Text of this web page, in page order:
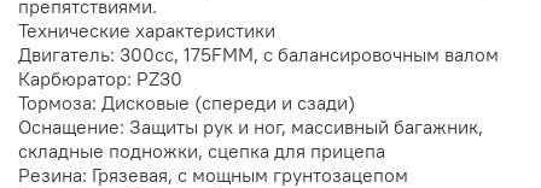
препятствиями.
Технические характеристики
Двигатель: 300сс, 175FMM, с балансировочным валом
Карбюратор: PZ30
Тормоза: Дисковые (спереди и сзади)
Оснащение: Защиты рук и ног, массивный багажник,
складные подножки, сцепка для прицепа
Резина: Грязевая, с мощным грунтозацепом